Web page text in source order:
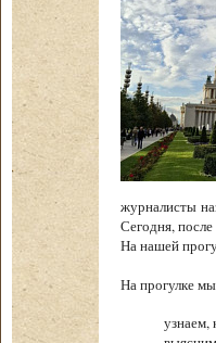
журналисты
Сегодня,
На нашей
На прогулке
узнаем,